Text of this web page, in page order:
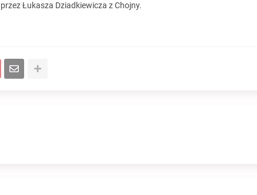
Łukasza Dziadkiewicza z Chojny.